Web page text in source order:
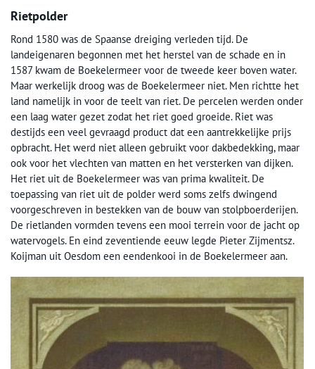
Rietpolder
Rond 1580 was de Spaanse dreiging verleden tijd. De
landeigenaren begonnen met het herstel van de schade en in
1587 kwam de Boekelermeer voor de tweede keer boven water.
Maar werkelijk droog was de Boekelermeer niet. Men richtte het
land namelijk in voor de teelt van riet. De percelen werden onder
een laag water gezet zodat het riet goed groeide. Riet was
destijds een veel gevraagd product dat een aantrekkelijke prijs
opbracht. Het werd niet alleen gebruikt voor dakbedekking, maar
ook voor het vlechten van matten en het versterken van dijken.
Het riet uit de Boekelermeer was van prima kwaliteit. De
toepassing van riet uit de polder werd soms zelfs dwingend
voorgeschreven in bestekken van de bouw van stolpboerderijen.
De rietlanden vormden tevens een mooi terrein voor de jacht op
watervogels. En eind zeventiende eeuw legde Pieter Zijmentsz.
Koijman uit Oesdom een eendenkooi in de Boekelermeer aan.